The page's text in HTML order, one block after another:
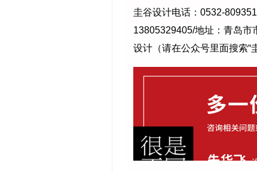
圭谷设计电话：0532-
13805329405/地址：青岛市
设计（请在公众号里面搜索“